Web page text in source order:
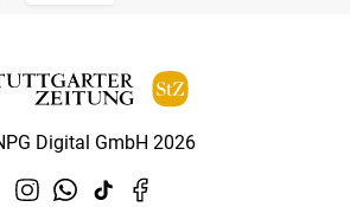
Digital GmbH 2026